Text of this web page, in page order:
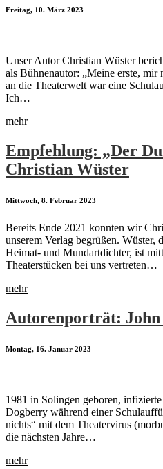
Freitag, 10. März 2023
Unser Autor Christian Wüster
als Bühnenautor: „Meine erste,
an die Theaterwelt war eine
Ich…
mehr
Empfehlung: „Der
Christian Wüster
Mittwoch, 8. Februar 2023
Bereits Ende 2021 konnten wir
unserem Verlag begrüßen. Wüster,
Heimat- und Mundartdichter, ist
Theaterstücken bei uns vertreten…
mehr
Autorenporträt: John
Montag, 16. Januar 2023
1981 in Solingen geboren,
Dogberry während einer
nichts“ mit dem Theatervirus
die nächsten Jahre…
mehr